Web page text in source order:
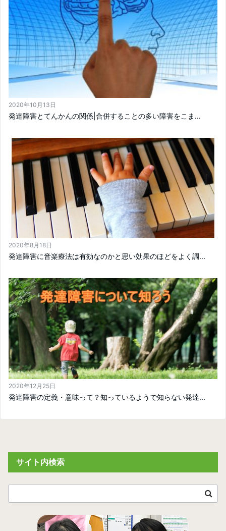
2020年10月13日
発達障害とてんかんの関係|合併することの多い障害をこま...
2020年8月18日
発達障害に音楽療法は有効なのかと思い効果のほどをよく調...
2020年12月25日
発達障害の定義・意味って？知っているようで知らない発達...
サイト内検索